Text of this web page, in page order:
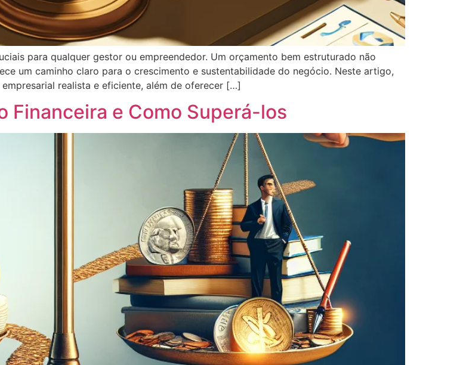
para qualquer gestor ou empreendedor. Um orçamento bem estruturado não
um caminho claro para o crescimento e sustentabilidade do negócio. Neste artigo,
realista e eficiente, além de oferecer […]
Financeira e Como Superá-los